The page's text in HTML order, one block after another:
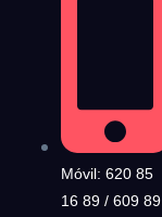
Móvil: 620 85
16 89 / 609 89